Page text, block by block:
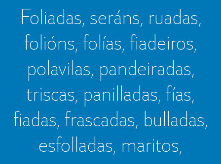
Foliadas, seráns, ruadas,
folións, folías, fiadeiros,
polavilas, pandeiradas,
triscas, panilladas, fías,
fiadas, frascadas, bulladas,
esfolladas, maritos,